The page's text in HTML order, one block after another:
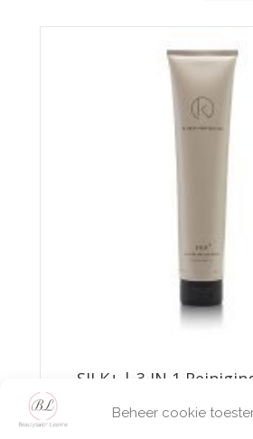
Beheer cookie
SILK+ | 3 IN 1
€39,95